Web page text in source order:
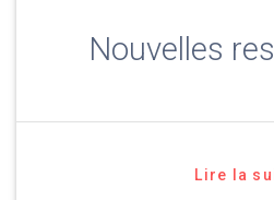
Nouvelles
Lire la